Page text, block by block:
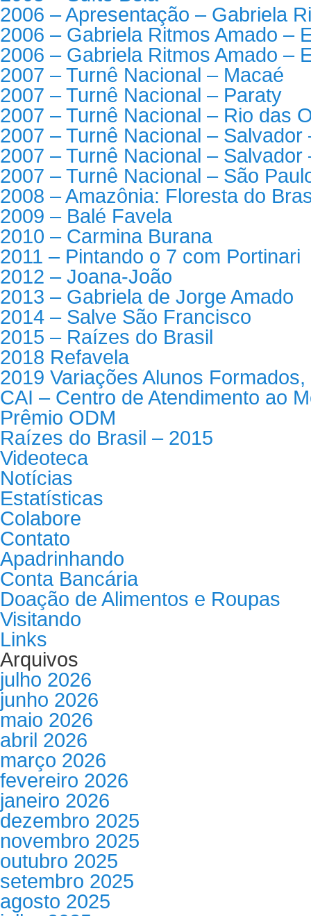
2006 – Apresentação – Gabriela
2006 – Gabriela Ritmos Amado –
2006 – Gabriela Ritmos Amado –
2007 – Turnê Nacional – Macaé
2007 – Turnê Nacional – Paraty
2007 – Turnê Nacional – Rio das
2007 – Turnê Nacional –
2007 – Turnê Nacional – Salvador
2007 – Turnê Nacional – São
2008 – Amazônia: Floresta do
2009 – Balé Favela
2010 – Carmina Burana
2011 – Pintando o 7 com Portinari
2012 – Joana-João
2013 – Gabriela de Jorge Amado
2014 – Salve São Francisco
2015 – Raízes do Brasil
2018 Refavela
2019 Variações Alunos
CAI – Centro de Atendimento ao
Prêmio ODM
Raízes do Brasil – 2015
Videoteca
Notícias
Estatísticas
Colabore
Contato
Apadrinhando
Conta Bancária
Doação de Alimentos e Roupas
Visitando
Links
Arquivos
julho 2026
junho 2026
maio 2026
abril 2026
março 2026
fevereiro 2026
janeiro 2026
dezembro 2025
novembro 2025
outubro 2025
setembro 2025
agosto 2025